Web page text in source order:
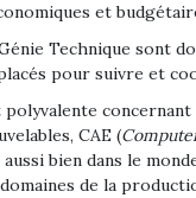
et
Technique sont
pour suivre et
CAE (
bien dans le
de la